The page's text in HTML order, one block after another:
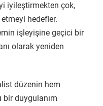
iyileştirmekten çok,
hedefler.
işleyişine geçici bir
olarak yeniden
düzenin hem
bir duygulanım